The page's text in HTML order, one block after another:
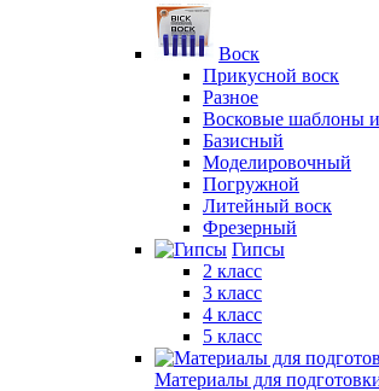
Воск
Прикусной воск
Разное
Восковые шаблоны и
Базисный
Моделировочный
Погружной
Литейный воск
Фрезерный
Гипсы
2 класс
3 класс
4 класс
5 класс
Материалы для